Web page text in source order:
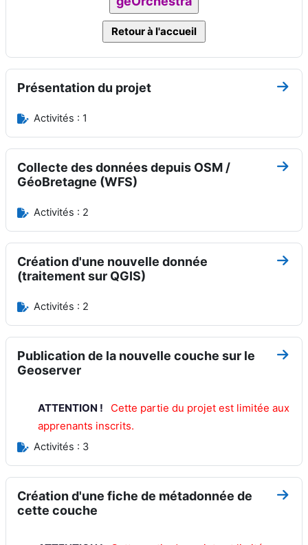
Présentation du projet
Aller
Activités : 1
Collecte des données depuis OSM /
GéoBretagne (WFS)
Aller
Activités : 2
Création d'une nouvelle donnée
(traitement sur QGIS)
Aller
Activités : 2
Publication de la nouvelle couche sur le
Geoserver
Aller
ATTENTION !
Cette partie du projet est limitée aux
apprenants inscrits.
Activités : 3
Création d'une fiche de métadonnée de
cette couche
Aller